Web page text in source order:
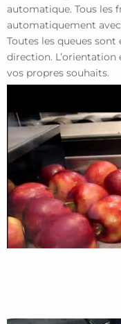
automatique. Tous les
automatiquement
Toutes les queues
direction.
vos propres souhaits.